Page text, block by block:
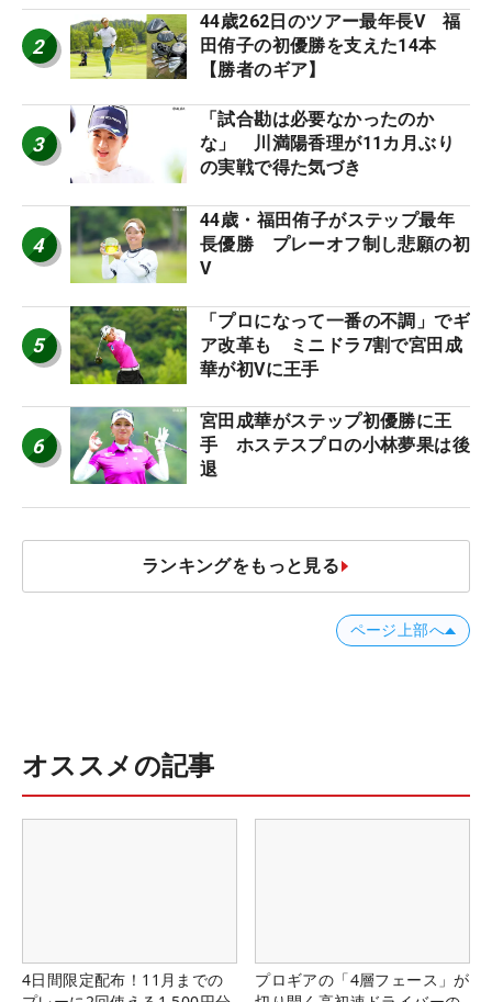
2
44歳262日のツアー最年長V 福
田侑子の初優勝を支えた14本
【勝者のギア】
3
「試合勘は必要なかったのか
な」 川満陽香理が11カ月ぶり
の実戦で得た気づき
4
44歳・福田侑子がステップ最年
長優勝 プレーオフ制し悲願の初
V
5
「プロになって一番の不調」でギ
ア改革も ミニドラ7割で宮田成
華が初Vに王手
6
宮田成華がステップ初優勝に王
手 ホステスプロの小林夢果は後
退
ランキングをもっと見る
ページ上部へ
オススメの記事
4日間限定配布！11月までの
プロギアの「4層フェース」が